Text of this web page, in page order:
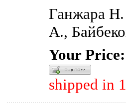
Ганжара
А.,
Your Price:
shipped in